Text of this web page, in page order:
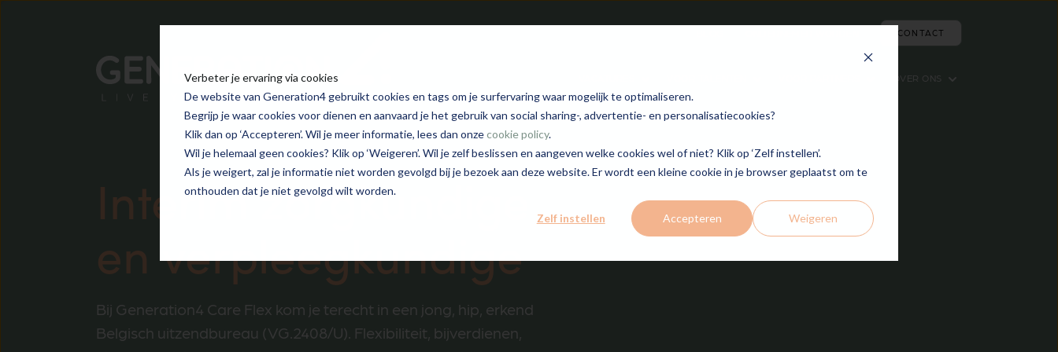
Verbeter je ervaring via cookies
De website van Generation4 gebruikt cookies en tags om je surfervaring waar mogelijk te optimaliseren.
Begrijp je waar cookies voor dienen en aanvaard je het gebruik van social sharing-, advertentie- en personalisatiecookies?
Klik dan op ‘Accepteren’. Wil je meer informatie, lees dan onzecookie policy.
Wil je helemaal geen cookies? Klik op ‘Weigeren’. Wil je zelf beslissen en aangeven welke cookies wel of niet? Klik op ‘Zelf instellen’.
Als je weigert, zal je informatie niet worden gevolgd bij je bezoek aan deze website. Er wordt een kleine cookie in je browser geplaatst om te
onthouden dat je niet gevolgd wilt worden.
Zelf instellen Accepteren Weigeren
CONTACT
Show submenu for Voor TalentenShow submenu for Voor Partners
OVER ONS Show submenu for
Interim zorgkundige
en verpleegkundige
Bij Generation4 Care Flex kom je terecht in een jong, hip, erkend
Belgisch uitzendbureau (VG.2408/U). Flexibiliteit, bijverdienen,